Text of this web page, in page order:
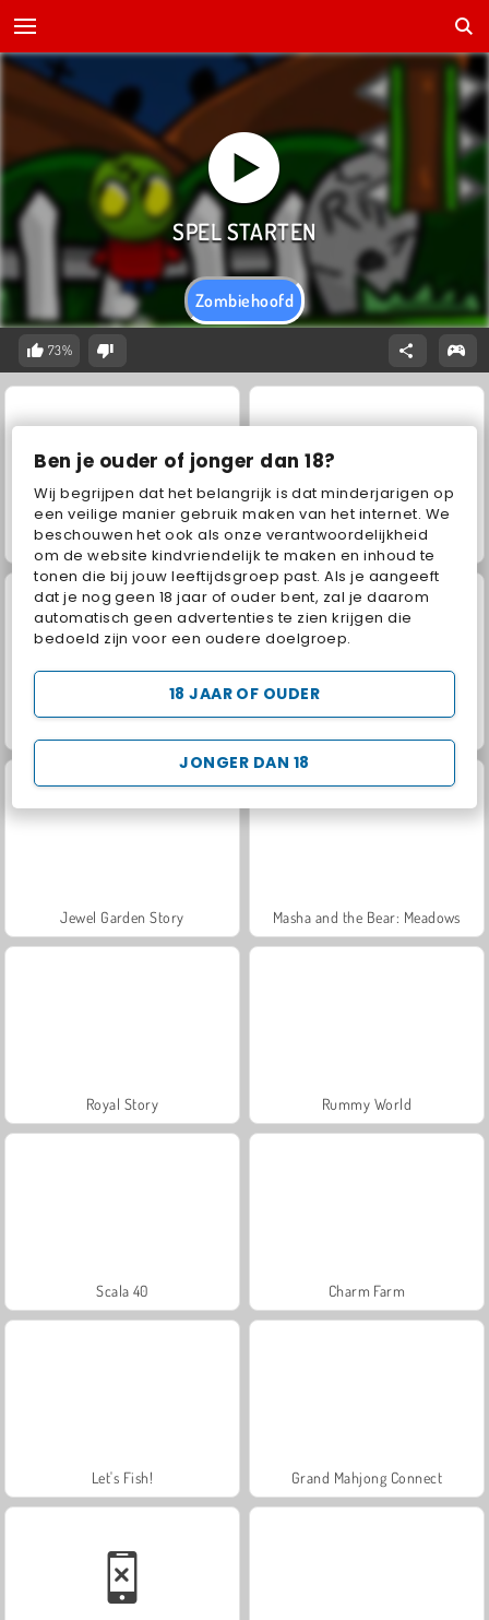
Ben je ouder of jonger dan 18?
Wij begrijpen dat het belangrijk is dat minderjarigen op
een veilige manier gebruik maken van het internet. We
beschouwen het ook als onze verantwoordelijkheid
om de website kindvriendelijk te maken en inhoud te
tonen die bij jouw leeftijdsgroep past. Als je aangeeft
dat je nog geen 18 jaar of ouder bent, zal je daarom
automatisch geen advertenties te zien krijgen die
bedoeld zijn voor een oudere doelgroep.
JONGER DAN 18
18 JAAR OF OUDER
Zombiehoofd
73%
Trollface Quest: USA 2 Juice Merge
Jewel Garden Story Masha and the Bear: Meadows
Royal Story Rummy World
Scala 40 Charm Farm
Let's Fish! Grand Mahjong Connect